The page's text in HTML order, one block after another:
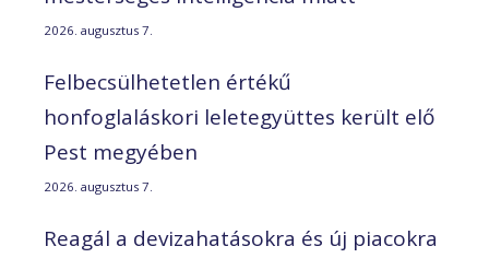
2026. augusztus 7.
Felbecsülhetetlen értékű
honfoglaláskori leletegyüttes került elő
Pest megyében
2026. augusztus 7.
Reagál a devizahatásokra és új piacokra